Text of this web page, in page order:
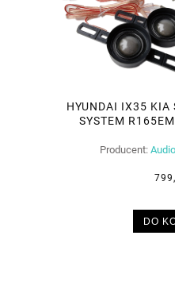
HYUNDAI IX35 KIA
SYSTEM
Producent:
DO